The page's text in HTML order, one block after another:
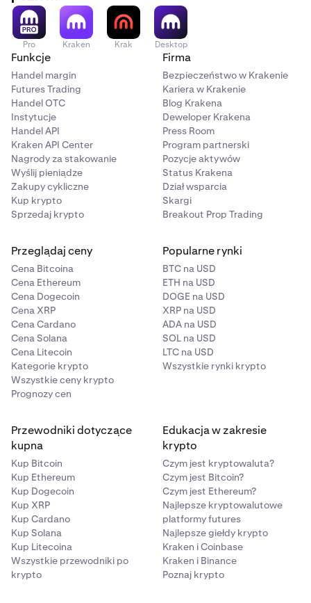
Różni się w zależności od planu
50 000 USD
1 500 $
Różni się w zależności od planu
Różni się w zależności od planu
100 000 USD
3000 USD
200 000 $
6 000 $
Zależy od planu
Zależy od planu
Uwaga: Konkretne cele zysku, wartości MDD i ceny dla
każdego planu są wyświetlane na ekranie zakupu w
Kraken Pro. MDL wynosi 3% początkowego salda dla
wszystkich planów.
Pro Kraken Krak Desktop
Funkcje
Handel margin
Futures Trading
Handel OTC
Instytucje
Handel API
Kraken API Center
Nagrody za stakowanie
Wyślij pieniądze
Zakupy cykliczne
Kup krypto
Sprzedaj krypto
Firma
Bezpieczeństwo w Krakenie
Kariera w Krakenie
Blog Krakena
Deweloper Krakena
Press Room
Program partnerski
Pozycje aktywów
Status Krakena
Dział wsparcia
Skargi
Breakout Prop Trading
Przeglądaj ceny
Cena Bitcoina
Cena Ethereum
Cena Dogecoin
Cena XRP
Cena Cardano
Cena Solana
Cena Litecoin
Kategorie krypto
Wszystkie ceny krypto
Prognozy cen
Popularne rynki
BTC na USD
ETH na USD
DOGE na USD
XRP na USD
ADA na USD
SOL na USD
LTC na USD
Wszystkie rynki krypto
Przewodniki dotyczące
kupna
Kup Bitcoin
Kup Ethereum
Kup Dogecoin
Kup XRP
Kup Cardano
Kup Solana
Kup Litecoina
Wszystkie przewodniki po
krypto
Edukacja w zakresie
krypto
Czym jest kryptowaluta?
Czym jest Bitcoin?
Czym jest Ethereum?
Najlepsze kryptowalutowe
platformy futures
Najlepsze giełdy krypto
Kraken i Coinbase
Kraken i Binance
Poznaj krypto